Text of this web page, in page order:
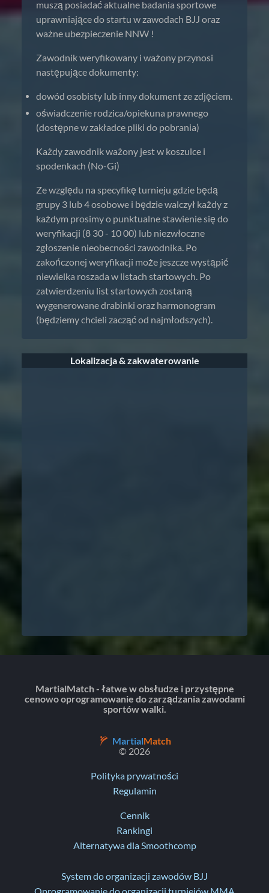
muszą posiadać aktualne badania sportowe
uprawniające do startu w zawodach BJJ oraz
ważne ubezpieczenie NNW !
Zawodnik weryfikowany i ważony przynosi
następujące dokumenty:
dowód osobisty lub inny dokument ze zdjęciem.
oświadczenie rodzica/opiekuna prawnego
(dostępne w zakładce pliki do pobrania)
Każdy zawodnik ważony jest w koszulce i
spodenkach (No-Gi)
Ze względu na specyfikę turnieju gdzie będą
grupy 3 lub 4 osobowe i będzie walczył każdy z
każdym prosimy o punktualne stawienie się do
weryfikacji (8 30 - 10 00) lub niezwłoczne
zgłoszenie nieobecności zawodnika. Po
zakończonej weryfikacji może jeszcze wystąpić
niewielka roszada w listach startowych. Po
zatwierdzeniu list startowych zostaną
wygenerowane drabinki oraz harmonogram
(będziemy chcieli zacząć od najmłodszych).
Lokalizacja & zakwaterowanie
MartialMatch - łatwe w obsłudze i przystępne
cenowo oprogramowanie do zarządzania zawodami
sportów walki.
MartialMatch
© 2026
Polityka prywatności
Regulamin
Cennik
Rankingi
Alternatywa dla Smoothcomp
System do organizacji zawodów BJJ